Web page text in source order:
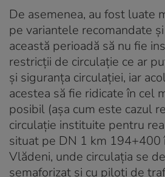
De asemenea, au fost luate
pe variantele recomandate
această perioadă să nu fie
restricţii de circulaţie ce ar
şi siguranţa circulaţiei, iar
acestea să fie ridicate în cel
posibil (aşa cum este cazul
circulaţie instituite pentru
situat pe DN 1 km 194+400
Vlădeni, unde circulaţia se
semaforizat şi cu piloţi de